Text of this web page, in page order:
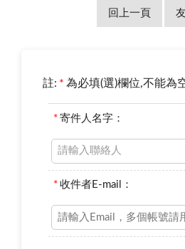
回上一頁
註: * 為必填(選)欄位,不能為
* 寄件人名字：
* 收件者E-mail：